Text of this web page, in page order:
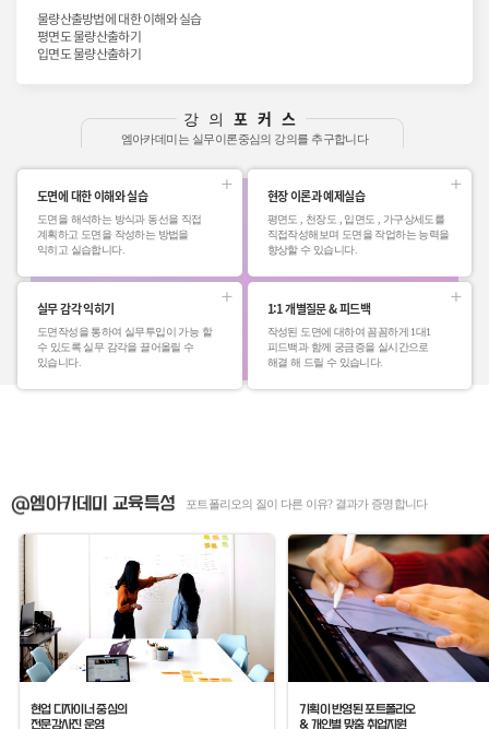
물량산출방법에 대한 이해와 실습
평면도 물량산출하기
입면도 물량산출하기
강의 포커스
엠아카데미는 실무이론중심의 강의를 추구합니다
도면에 대한 이해와 실습
도면을 해석하는 방식과 동선을 직접
계획하고 도면을 작성하는 방법을
익히고 실습합니다.
현장 이론과 예제실습
평면도 , 천장도 , 입면도 , 가구상세도를
직접작성해보며 도면을 작업하는 능력을
향상할 수 있습니다.
실무 감각 익히기
도면작성을 통하여 실무투입이 가능 할
수 있도록 실무 감각을 끌어올릴 수
있습니다.
1:1 개별질문 & 피드백
작성된 도면에 대하여 꼼꼼하게 1대1
피드백과 함께 궁금증을 실시간으로
해결 해 드릴 수 있습니다.
@엠아카데미 교육특성 포트폴리오의 질이 다른 이유? 결과가 증명합니다
현업 디자이너 중심의
전문강사진 운영
기획이 반영된 포트폴리오
& 개인별 맞춤 취업지원